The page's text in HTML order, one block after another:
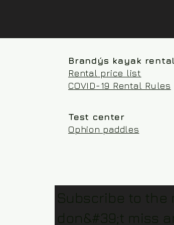
Brandýs kayak rental
Rental price list
COVID-19 Rental Rules
Test center
Ophion paddles
Subscribe to the
don&#39;t miss